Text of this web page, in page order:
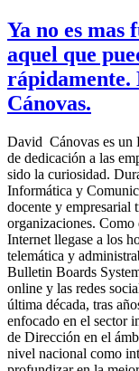
Ya no es mas
aquel que
rápidamente.
Cánovas.
David Cánovas es un
de dedicación a las
sido la curiosidad.
Informática y
docente y empresarial
organizaciones. Como
Internet llegase a los
telemática y
Bulletin Boards
online y las redes
última década, tras
enfocado en el sector
de Dirección en el
nivel nacional como